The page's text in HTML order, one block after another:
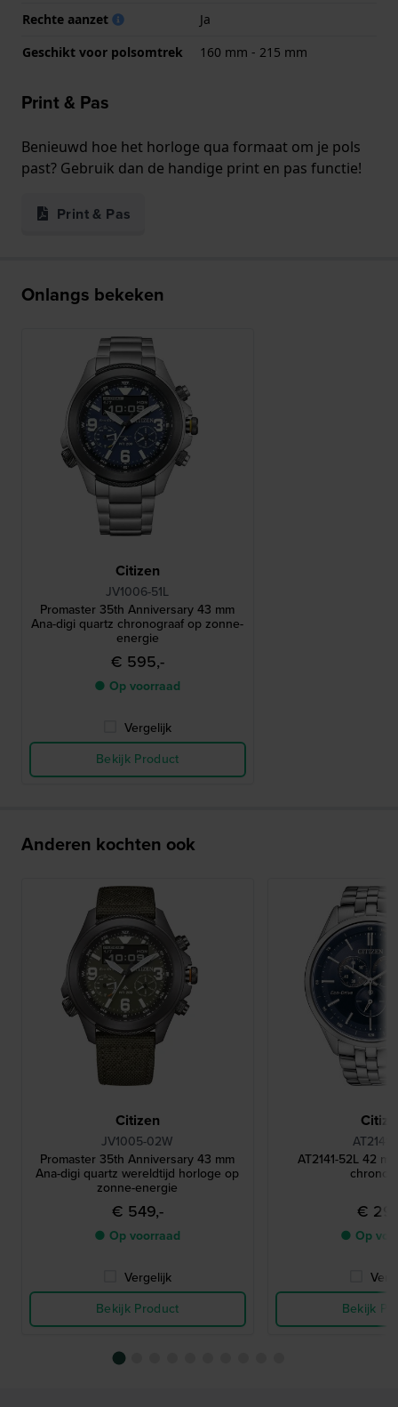
Rechte aanzet
Ja
Geschikt voor polsomtrek
160 mm - 215 mm
Print & Pas
Benieuwd hoe het horloge qua formaat om je pols
past? Gebruik dan de handige print en pas functie!
Print & Pas
Onlangs bekeken
Citizen
JV1006-51L
Promaster 35th Anniversary 43 mm
Ana-digi quartz chronograaf op zonne-
energie
€ 595,-
● Op voorraad
Vergelijk
Bekijk Product
Anderen kochten ook
Citizen
JV1005-02W
Promaster 35th Anniversary 43 mm
Ana-digi quartz wereldtijd horloge op
zonne-energie
€ 549,-
● Op voorraad
Vergelijk
Bekijk Product
AT2141-52L 42
€
● Op
Bekijk